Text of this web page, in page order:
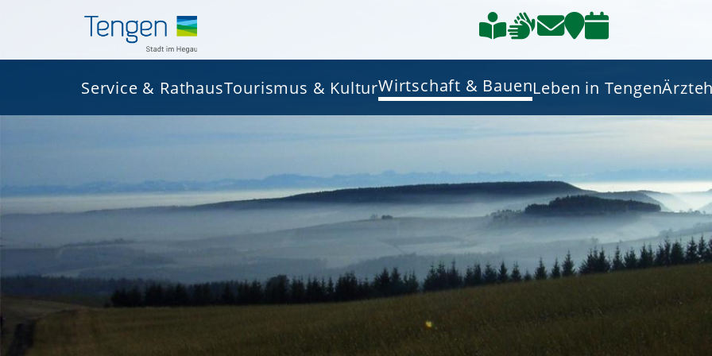
Service & RathausTourismus & KulturWirtschaft & BauenLeben in Tengen